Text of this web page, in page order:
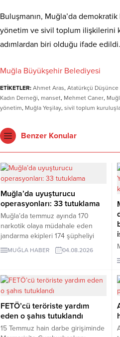
Buluşmanın, Muğla’da
yönetim ve sivil toplum ilişkilerini
adımlardan biri olduğu ifade edildi.
Muğla Büyükşehir Belediyesi
ETİKETLER: Ahmet Aras, Atatürkçü Düşünce
Kadın Derneği, manset, Mehmet Caner,
yönetim, Muğla Yeşilay, sivil toplum
Benzer Konular
Muğla’da uyuşturucu
operasyonları: 33 tutuklama
Muğla’da temmuz ayında 170
narkotik olaya müdahale eden
jandarma ekipleri 174 şüpheliyi
yakaladı. Şüphelilerden 33’ü
MUĞLA HABER 04.08.2026
FETÖ’cü teröriste yardım
eden o şahıs tutuklandı
15 Temmuz hain darbe girişiminde